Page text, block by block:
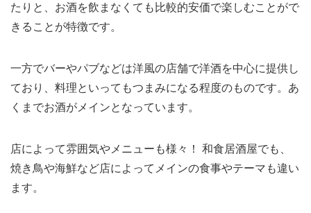
たりと、お酒を飲まなくても比較的安価で楽しむことがで
きることが特徴です。
一方でバーやパブなどは洋風の店舗で洋酒を中心に提供し
ており、料理といってもつまみになる程度のものです。あ
くまでお酒がメインとなっています。
店によって雰囲気やメニューも様々！ 和食居酒屋でも、
焼き鳥や海鮮など店によってメインの食事やテーマも違い
ます。